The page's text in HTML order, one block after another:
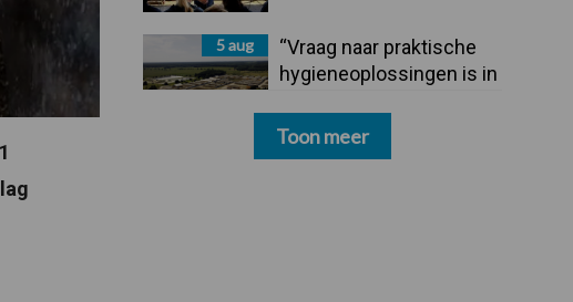
5 aug
“Vraag naar praktische
hygieneoplossingen is in
Toon meer